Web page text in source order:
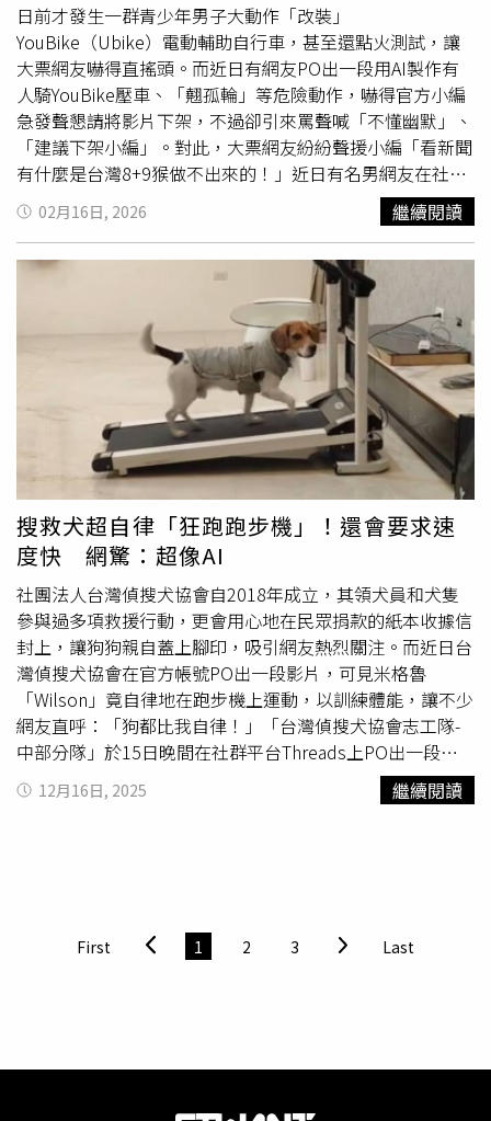
日前才發生一群青少年男子大動作「改裝」
YouBike（Ubike）電動輔助自行車，甚至還點火測試，讓
大票網友嚇得直搖頭。而近日有網友PO出一段用AI製作有
人騎YouBike壓車、「翹孤輪」等危險動作，嚇得官方小編
急發聲懇請將影片下架，不過卻引來罵聲喊「不懂幽默」、
「建議下架小編」。對此，大票網友紛紛聲援小編「看新聞
有什麼是台灣8+9猴做不出來的！」近日有名男網友在社群
平台Threads發布一則用AI製作的影片，當中可見一名騎士
用「壓車」、「翹孤輪」等危險動作騎乘YouBike；原PO則
在內文寫道「我都騎UBike了怎麼輸？」影片曝光後，
YouBike官方小編留言表示「此影片已違反YouBike公共自
行車會員條款規定。為避免有誤導民眾之虞，請即刻將發佈
至所有社群（包含但不限於IG、FB、Threads）影片下架。
如未予處置，本公司將依會員條款辦理後續。」不過卻遭部
分網友直喊「小編不懂幽默」，紛紛留言嗆聲「公司請到你
這種員工真的很衰」、「建議換個小編」、「人家在過新
年，你在秀下限笑死，AI你要處置什麼」、「公關危機要來
了」、「幽默被官方吃了」、「會不會小編是真的想搞笑，
但是表達的很差」。隨後大票網友也現身力挺小編「不太懂
惡搞別人產品還可以在那邊搞笑說幽默感」、「留言區一堆
民智未開的人，大家都看得出這是AI，但就是會有屁話去模
仿，然後出事了再來怪Ubike，這種事情真的看太多了」、
「挺小編，AI做的圖資不應該用在誤導的方向」、「就算是
全世界都看的出來是AI，一定有台灣特有89猴會因為看了這
段影片去學，看新聞有什麼是台灣89猴做不出來的」、「一
堆白痴是真的會誤導」、「前幾天才有屁孩把Youbike裝噴
火管」、「挺小編，拜託不要誤導使用者，不要說什麼看得
出來是AI，路上超多不當使用UBIKE的人」、「原文案打
UBike再配上這個AI影片以危險方式騎乘，本來就有誤導大
眾的可能」。《CTWANT》提醒您：不良行為，請勿模仿！
AI影片，一名騎士用「壓車」、「翹孤輪」等危險動作騎乘
02月16日, 2026 繼續閱讀
搜救犬超自律「狂跑跑步機」！還會要求速
度快 網驚：超像AI
社團法人台灣偵搜犬協會自2018年成立，其領犬員和犬隻
參與過多項救援行動，更會用心地在民眾捐款的紙本收據信
封上，讓狗狗親自蓋上腳印，吸引網友熱烈關注。而近日台
灣偵搜犬協會在官方帳號PO出一段影片，可見米格魯
「Wilson」竟自律地在跑步機上運動，以訓練體能，讓不少
網友直呼：「狗都比我自律！」「台灣偵搜犬協會志工隊-
中部分隊」於15日晚間在社群平台Threads上PO出一段影
片，配文寫道「自律是一件很恐怖的事情。#自律#維持體
能」。而在畫面中可見領犬員把房門打開後，直擊初級搜救
狗都不如」、「連狗都比我自律努力」、「自律的狗最可
怕」、「他在那邊努力跑步的時候，還多看了你兩眼，有夠
叫」，並附上仰拍視角的畫面，顯示出Wilson明顯能發現跑
12月16日, 2025 繼續閱讀
First 1 2 3 Last